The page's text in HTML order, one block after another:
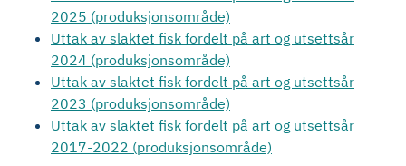
2025 (produksjonsområde)
Uttak av slaktet fisk fordelt på art og utsettsår
2024 (produksjonsområde)
Uttak av slaktet fisk fordelt på art og utsettsår
2023 (produksjonsområde)
Uttak av slaktet fisk fordelt på art og utsettsår
2017-2022 (produksjonsområde)